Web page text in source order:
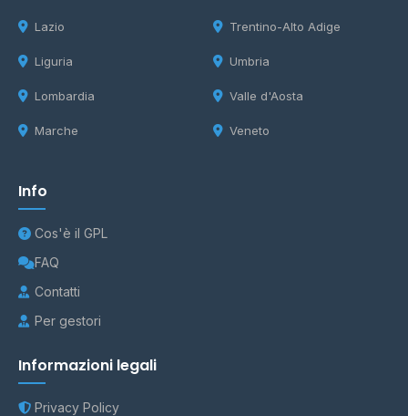
Lazio
Liguria
Lombardia
Marche
Trentino-Alto Adige
Umbria
Valle d'Aosta
Veneto
Info
Cos'è il GPL
FAQ
Contatti
Per gestori
Informazioni legali
Privacy Policy